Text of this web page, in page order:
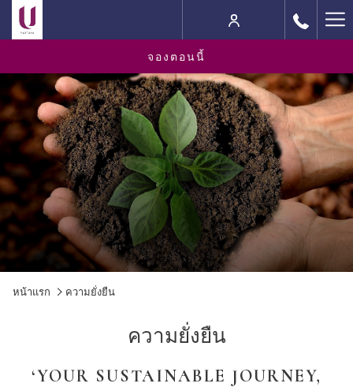
จองตอนนี้
หน้าแรก ความยั่งยืน
ความยั่งยืน
‘YOUR SUSTAINABLE JOURNEY,